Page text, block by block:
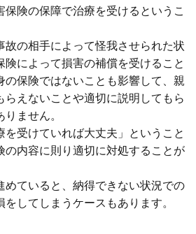
保険の保障で治療を受けるというこ
故の相⼿によって怪我させられた状
険によって損害の補償を受けること
の保険ではないことも影響して、親
らえないことや適切に説明してもら
ません。
を受けていれば⼤丈夫」ということ
の内容に則り適切に対処することが
めていると、納得できない状況での
してしまうケースもあります。